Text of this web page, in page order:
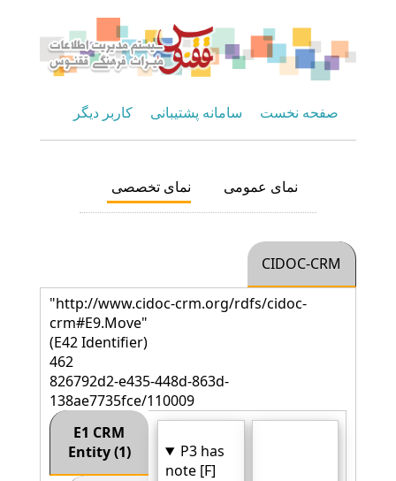
صفحه نخست سامانه پشتیبانی کاربر دیگر
نمای عمومی نمای تخصصی
CIDOC-CRM
"http://www.cidoc-crm.org/rdfs/cidoc-
crm#E9.Move"
(E42 Identifier)
462
826792d2-e435-448d-863d-
138ae7735fce/110009
E1 CRM
Entity (1)
P3 has
note [F]